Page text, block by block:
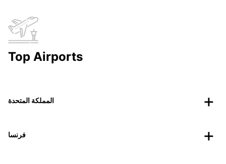
Top Airports
المملكة المتحدة
فرنسا